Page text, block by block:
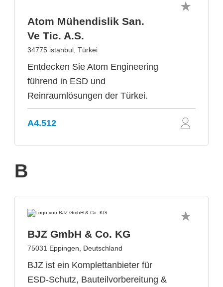
Atom Mühendislik San.
Ve Tic. A.S.
34775 istanbul, Türkei
Entdecken Sie Atom Engineering
führend in ESD und
Reinraumlösungen der Türkei.
A4.512
B
BJZ GmbH & Co. KG
75031 Eppingen, Deutschland
BJZ ist ein Komplettanbieter für
ESD-Schutz, Bauteilvorbereitung &